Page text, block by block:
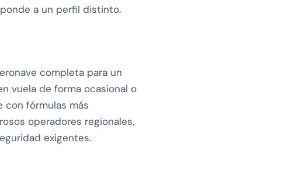
a un perfil distinto.
completa para un
vuela de forma ocasional o
con fórmulas más
operadores regionales,
exigentes.